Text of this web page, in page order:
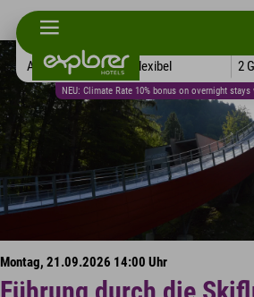
NEU: Climate Rate 10% bonus on overnight
Alle Hotels Flexibel 2
Montag, 21.09.2026 14:00 Uhr